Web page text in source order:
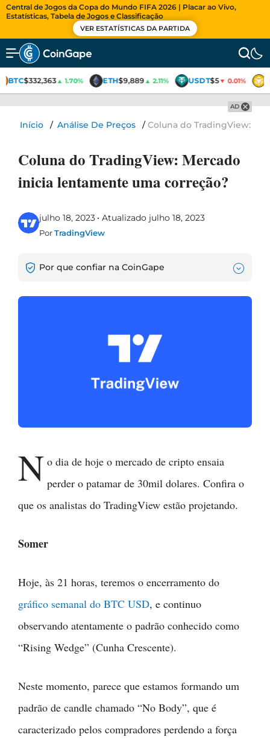
Central de Jogos da Copa do Mundo FIFA 2026 | Placar ao Vivo,
Estatísticas, Tabela de Jogos e Classificação
VER ESTATÍSTICAS DA PARTIDA
BTC$332,363▲ 1.70% ETH$9,889▲ 2.11% USDT$5▼ 0.01%
AD
Início / Análise De Preços /Coluna do TradingView:
Coluna do TradingView: Mercado
inicia lentamente uma correção?
julho 18, 2023 Atualizado julho 18, 2023
PorTradingView
Por que confiar na CoinGape
N o dia de hoje o mercado de cripto ensaia
perder o patamar de 30mil dolares. Confira o
que os analistas do TradingView estão projetando.
Somer
Hoje, às 21 horas, teremos o encerramento do
gráfico semanal do BTC USD, e continuo
observando atentamente o padrão conhecido como
“Rising Wedge” (Cunha Crescente).
Neste momento, parece que estamos formando um
padrão de candle chamado “No Body”, que é
caracterizado pelos compradores perdendo a força